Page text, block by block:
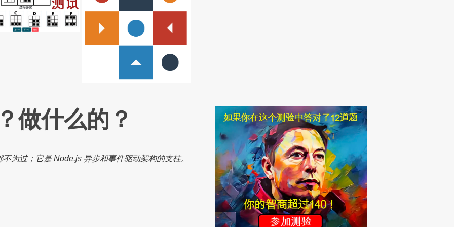
做什么的？
为过；它是 Node.js 异步和事件驱动架构的支柱。